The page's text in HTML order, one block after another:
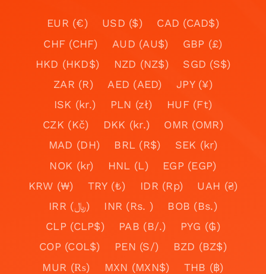
EUR (€) USD ($)
CAD (CAD$)
CHF (CHF)
AUD (AU$)
GBP (£)
HKD (HKD$)
NZD (NZ$)
SGD (S$)
ZAR (R)
AED (AED)
JPY (¥)
ISK (kr.)
PLN (zł)
HUF (Ft)
CZK (Kč)
DKK (kr.)
OMR (OMR)
MAD (DH)
BRL (R$)
SEK (kr)
NOK (kr)
HNL (L)
EGP (EGP)
KRW (₩)
TRY (₺) IDR (Rp)
UAH (₴)
IRR (﷼)
INR (Rs. )
BOB (Bs.)
CLP (CLP$)
PAB (B/.)
PYG (₲)
COP (COL$)
PEN (S/)
BZD (BZ$)
MUR (₨)
MXN (MXN$)
THB (฿)